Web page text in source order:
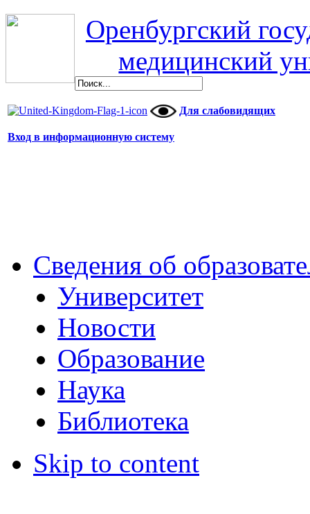
Оренбургский
медицинский
Для слабовидящих
Вход в информационную систему
Сведения об
Университет
Новости
Образование
Наука
Библиотека
Skip to content